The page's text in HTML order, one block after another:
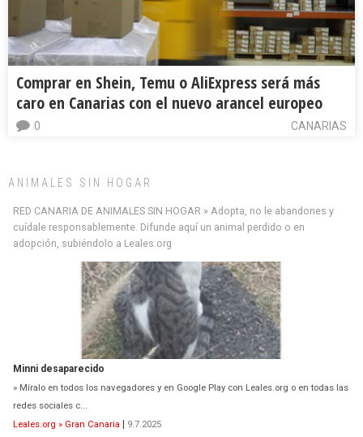
Comprar en Shein, Temu o AliExpress será más
caro en Canarias con el nuevo arancel europeo
CANARIAS
0
ANIMALES SIN HOGAR
RED CANARIA DE ANIMALES SIN HOGAR » Adopta, no le abandones y
cuídale responsablemente. Difunde aquí un animal perdido o en
adopción, subiéndolo a Leales.org
Minni desaparecido
» Míralo en todos los navegadores y en Google Play con Leales.org o en todas las
redes sociales c...
Leales.org » Gran Canaria
9.7.2025